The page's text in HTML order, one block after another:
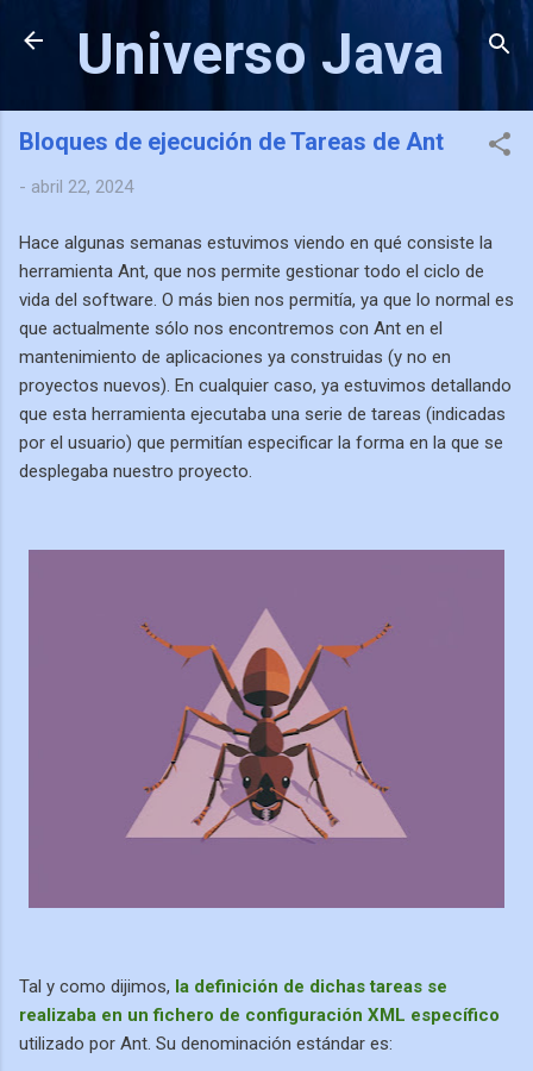
Ir al contenido
Universo Java
Bloques de ejecución de Tareas de Ant
- abril 22, 2024
Hace algunas semanas estuvimos viendo en qué consiste la
herramienta Ant, que nos permite gestionar todo el ciclo de
vida del software. O más bien nos permitía, ya que lo normal es
que actualmente sólo nos encontremos con Ant en el
mantenimiento de aplicaciones ya construidas (y no en
proyectos nuevos). En cualquier caso, ya estuvimos detallando
que esta herramienta ejecutaba una serie de tareas (indicadas
por el usuario) que permitían especificar la forma en la que se
desplegaba nuestro proyecto.
Tal y como dijimos, la definición de dichas tareas se
realizaba en un fichero de configuración XML específico
utilizado por Ant. Su denominación estándar es: